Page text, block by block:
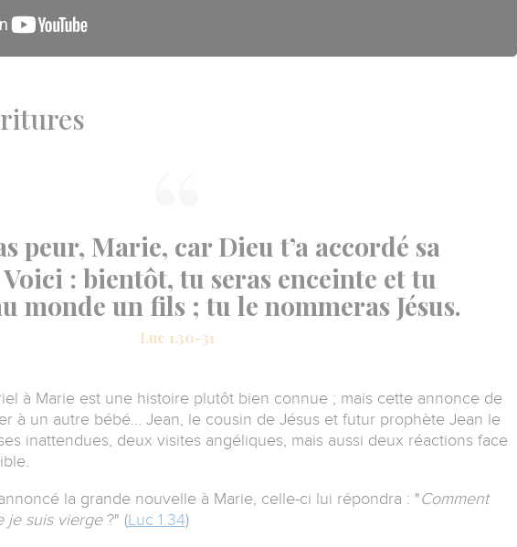
peur, Marie, car Dieu t’a accordé sa
: bientôt, tu seras enceinte et tu
monde un fils ; tu le nommeras Jésus.
Luc 1.30-31
à Marie est une histoire plutôt bien connue ; mais cette annonce de
à un autre bébé… Jean, le cousin de Jésus et futur prophète Jean le
inattendues, deux visites angéliques, mais aussi deux réactions face
la grande nouvelle à Marie, celle-ci lui répondra : "Comment
je suis vierge?" (Luc 1.34)